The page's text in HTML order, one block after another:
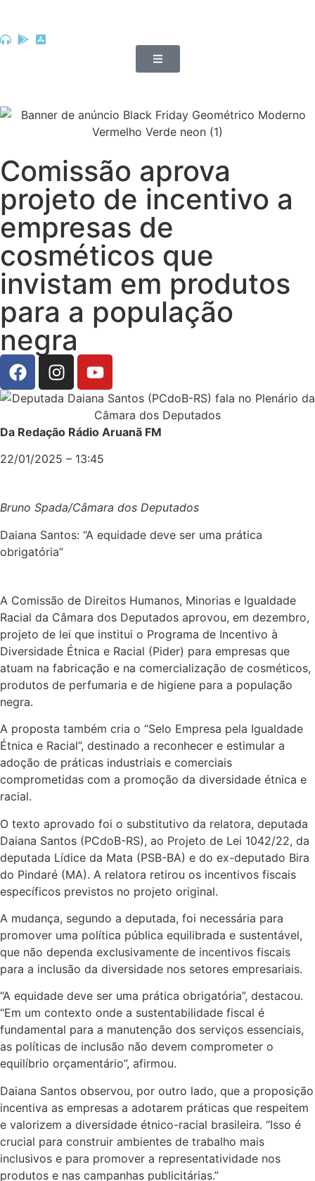
Comissão aprova
projeto de incentivo a
empresas de
cosméticos que
invistam em produtos
para a população
negra
Da Redação Rádio Aruanã FM
22/01/2025 – 13:45
Bruno Spada/Câmara dos Deputados
Daiana Santos: “A equidade deve ser uma prática
obrigatória”
A Comissão de Direitos Humanos, Minorias e Igualdade
Racial da Câmara dos Deputados aprovou, em dezembro,
projeto de lei que institui o Programa de Incentivo à
Diversidade Étnica e Racial (Pider) para empresas que
atuam na fabricação e na comercialização de cosméticos,
produtos de perfumaria e de higiene para a população
negra.
A proposta também cria o “Selo Empresa pela Igualdade
Étnica e Racial”, destinado a reconhecer e estimular a
adoção de práticas industriais e comerciais
comprometidas com a promoção da diversidade étnica e
racial.
O texto aprovado foi o substitutivo da relatora, deputada
Daiana Santos (PCdoB-RS), ao Projeto de Lei 1042/22, da
deputada Lídice da Mata (PSB-BA) e do ex-deputado Bira
do Pindaré (MA). A relatora retirou os incentivos fiscais
específicos previstos no projeto original.
A mudança, segundo a deputada, foi necessária para
promover uma política pública equilibrada e sustentável,
que não dependa exclusivamente de incentivos fiscais
para a inclusão da diversidade nos setores empresariais.
“A equidade deve ser uma prática obrigatória”, destacou.
“Em um contexto onde a sustentabilidade fiscal é
fundamental para a manutenção dos serviços essenciais,
as políticas de inclusão não devem comprometer o
equilíbrio orçamentário”, afirmou.
Daiana Santos observou, por outro lado, que a proposição
incentiva as empresas a adotarem práticas que respeitem
e valorizem a diversidade étnico-racial brasileira. “Isso é
crucial para construir ambientes de trabalho mais
inclusivos e para promover a representatividade nos
produtos e nas campanhas publicitárias.”